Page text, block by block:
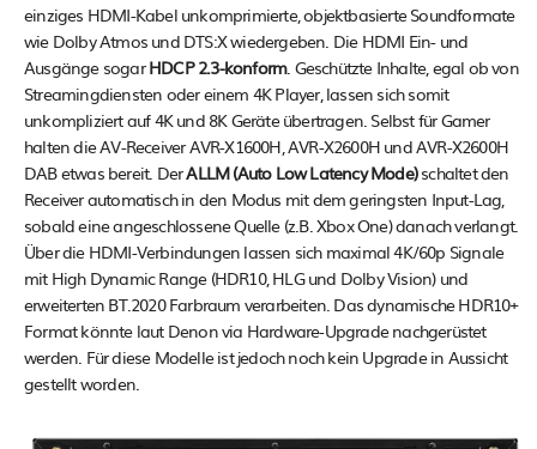
einziges HDMI-Kabel unkomprimierte, objektbasierte Soundformate
wie Dolby Atmos und DTS:X wiedergeben. Die HDMI Ein- und
Ausgänge sogarHDCP 2.3-konform. Geschützte Inhalte, egal ob von
Streamingdiensten oder einem 4K Player, lassen sich somit
unkompliziert auf 4K und 8K Geräte übertragen. Selbst für Gamer
halten die AV-Receiver AVR-X1600H, AVR-X2600H und AVR-X2600H
DAB etwas bereit. DerALLM (Auto Low Latency Mode)schaltet den
Receiver automatisch in den Modus mit dem geringsten Input-Lag,
sobald eine angeschlossene Quelle (z.B. Xbox One) danach verlangt.
Über die HDMI-Verbindungen lassen sich maximal 4K/60p Signale
mit High Dynamic Range (HDR10, HLG und Dolby Vision) und
erweiterten BT.2020 Farbraum verarbeiten. Das dynamische HDR10+
Format könnte laut Denon via Hardware-Upgrade nachgerüstet
werden. Für diese Modelle ist jedoch noch kein Upgrade in Aussicht
gestellt worden.